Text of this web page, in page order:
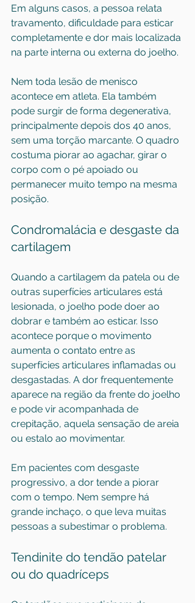
Em alguns casos, a pessoa relata
travamento, dificuldade para esticar
completamente e dor mais localizada
na parte interna ou externa do joelho.
Nem toda lesão de menisco
acontece em atleta. Ela também
pode surgir de forma degenerativa,
principalmente depois dos 40 anos,
sem uma torção marcante. O quadro
costuma piorar ao agachar, girar o
corpo com o pé apoiado ou
permanecer muito tempo na mesma
posição.
Condromalácia e desgaste da
cartilagem
Quando a cartilagem da patela ou de
outras superfícies articulares está
lesionada, o joelho pode doer ao
dobrar e também ao esticar. Isso
acontece porque o movimento
aumenta o contato entre as
superfícies articulares inflamadas ou
desgastadas. A dor frequentemente
aparece na região da frente do joelho
e pode vir acompanhada de
crepitação, aquela sensação de areia
ou estalo ao movimentar.
Em pacientes com desgaste
progressivo, a dor tende a piorar
com o tempo. Nem sempre há
grande inchaço, o que leva muitas
pessoas a subestimar o problema.
Tendinite do tendão patelar
ou do quadríceps